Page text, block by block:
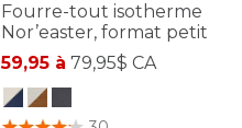
Fourre-tout isotherme
Nor’easter, format petit
59,95 à 79,95$ CA
5 sur 5 Évaluation des clients